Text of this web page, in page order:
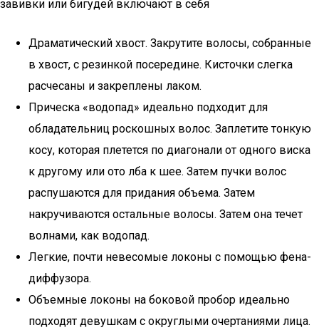
завивки или бигудей включают в себя
Драматический хвост. Закрутите волосы, собранные
в хвост, с резинкой посередине. Кисточки слегка
расчесаны и закреплены лаком.
Прическа «водопад» идеально подходит для
обладательниц роскошных волос. Заплетите тонкую
косу, которая плетется по диагонали от одного виска
к другому или ото лба к шее. Затем пучки волос
распушаются для придания объема. Затем
накручиваются остальные волосы. Затем она течет
волнами, как водопад.
Легкие, почти невесомые локоны с помощью фена-
диффузора.
Объемные локоны на боковой пробор идеально
подходят девушкам с округлыми очертаниями лица.